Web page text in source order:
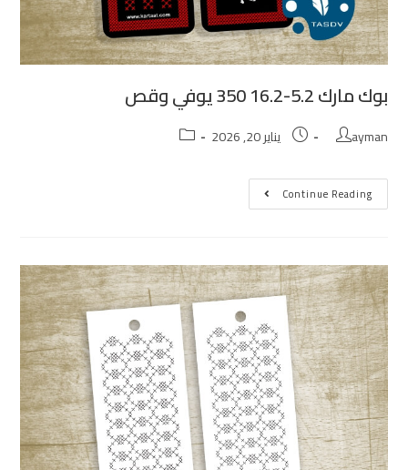
بوك مارك 5.2-16.2 350 يوفي وقص
ayman يناير 20, 2026
Continue Reading